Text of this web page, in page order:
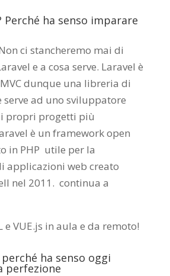
Perché ha senso imparare
Non ci stancheremo mai di
e a cosa serve. Laravel è
dunque una libreria di
serve ad uno sviluppatore
propri progetti più
è un framework open
in PHP utile per la
applicazioni web creato
nel 2011. continua a
e VUE.js in aula e da remoto!
perché ha senso oggi
perfezione